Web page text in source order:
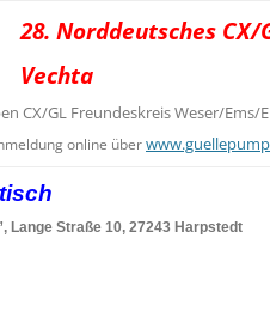
28. Norddeutsches CX/
Vechta
CX/GL Freundeskreis Weser/Ems/
online über
Lange Straße 10, 27243 Harpstedt